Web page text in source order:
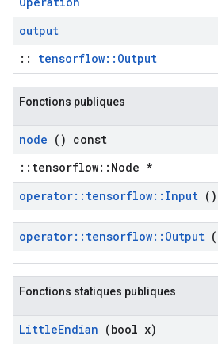
output
:: tensorflow::Output
Fonctions publiques
node () const
::tensorflow::Node *
operator:: tensorflow:: Input
operator:: tensorflow:: Output
Fonctions statiques publiques
LittleEndian (bool x)